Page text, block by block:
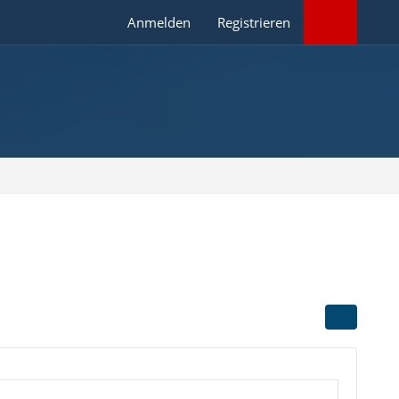
Anmelden Registrieren